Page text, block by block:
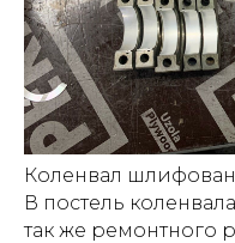
Коленвал
В постель
так же ремонтного